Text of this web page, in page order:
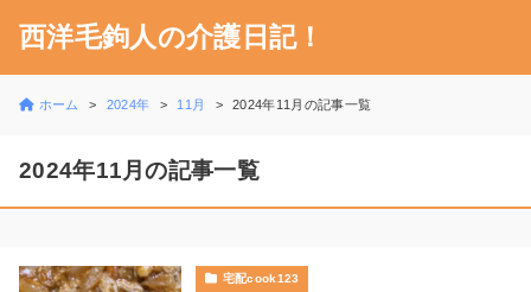
西洋毛鉤人の介護日記！
ホーム 2024年 11月 2024年11月の記事一覧
2024年11月の記事一覧
宅配cook123